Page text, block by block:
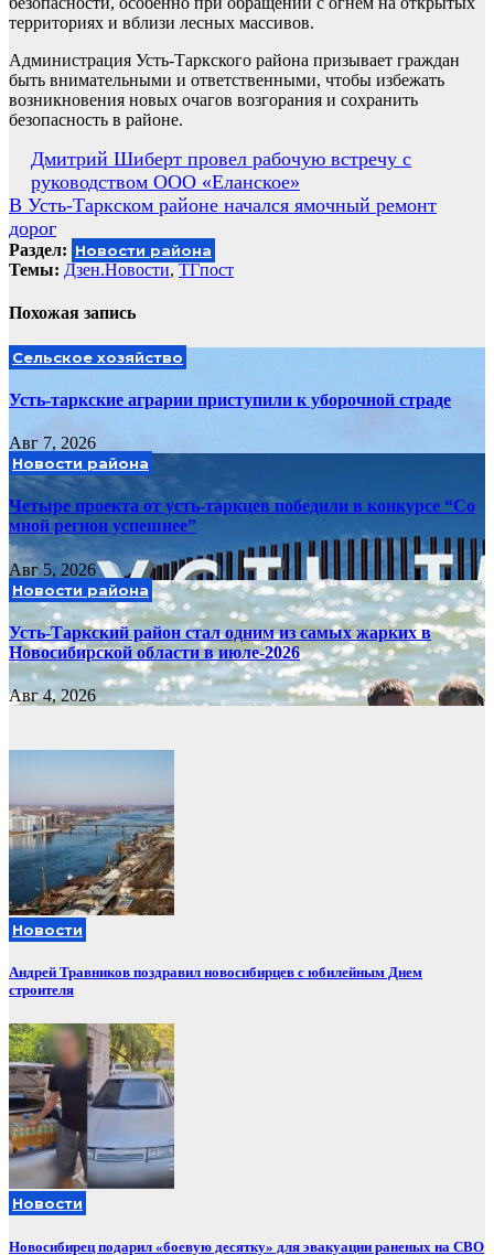
территориях и вблизи лесных массивов.
Администрация Усть-Таркского района призывает граждан
быть внимательными и ответственными, чтобы избежать
возникновения новых очагов возгорания и сохранить
безопасность в районе.
Навигация
по
записям
Дмитрий Шиберт провел рабочую встречу с
руководством ООО «Еланское»
В Усть-Таркском районе начался ямочный ремонт
дорог
Раздел: Новости района
Темы: Дзен.Новости, ТГпост
Похожая запись
Сельское хозяйство
Усть-таркские аграрии приступили к уборочной страде
Авг 7, 2026
Новости района
Четыре проекта от усть-таркцев победили в конкурсе “Со
мной регион успешнее”
Авг 5, 2026
Новости района
Усть-Таркский район стал одним из самых жарких в
Новосибирской области в июле-2026
Авг 4, 2026
Новости
Андрей Травников поздравил новосибирцев с юбилейным Днем
строителя
Новости
Новосибирец подарил «боевую десятку» для эвакуации раненых на СВО